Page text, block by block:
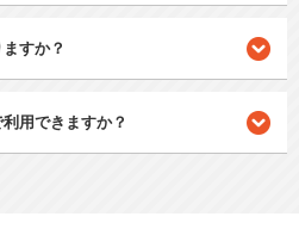
すか？
用できますか？